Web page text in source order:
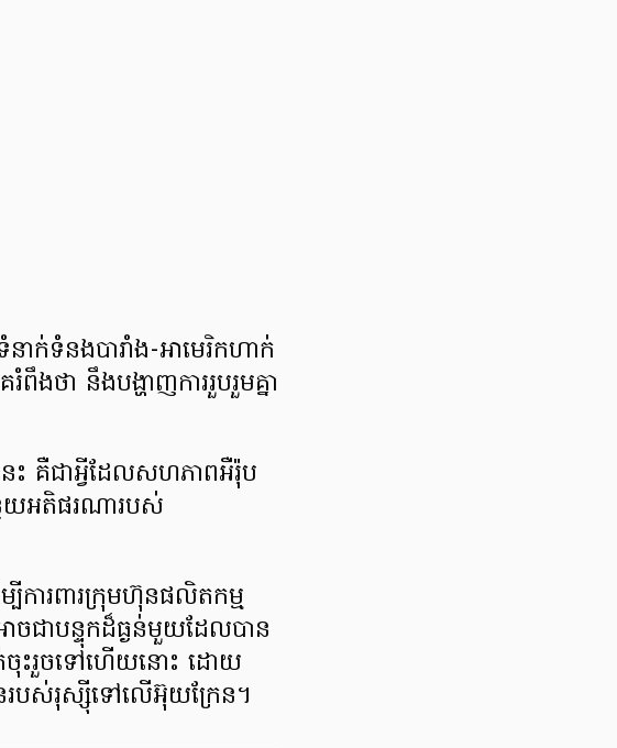
ាក់ទំនង​បារាំង-អាមេរិកហាក់
ពឹងថា នឹងបង្ហាញការរួបរួម​គ្នា​
េះ ​គឺ​ជា​អ្វី​ដែល​សហ​ភាព​អឺរ៉ុប​
យ​អតិផរណារបស់
ការពារក្រុមហ៊ុនផលិត​កម្ម​
ចជា​បន្ទុក​ដ៏​ធ្ងន់​​មួយ​ដែល​បាន​
ចុះរួចទៅហើយនោះ ដោយ​
របស់រុស្ស៊ី​ទៅ​លើអ៊ុយក្រែន។​